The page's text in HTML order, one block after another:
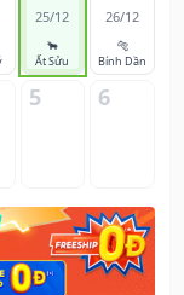
25/12
🐂
Ất Sửu
26/12
🐅
Bính Dần
5 6